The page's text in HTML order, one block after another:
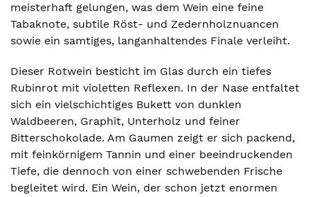
meisterhaft gelungen, was dem Wein eine feine
Tabaknote, subtile Röst- und Zedernholznuancen
sowie ein samtiges, langanhaltendes Finale verleiht.
Dieser Rotwein besticht im Glas durch ein tiefes
Rubinrot mit violetten Reflexen. In der Nase entfaltet
sich ein vielschichtiges Bukett von dunklen
Waldbeeren, Graphit, Unterholz und feiner
Bitterschokolade. Am Gaumen zeigt er sich packend,
mit feinkörnigem Tannin und einer beeindruckenden
Tiefe, die dennoch von einer schwebenden Frische
begleitet wird. Ein Wein, der schon jetzt enormen